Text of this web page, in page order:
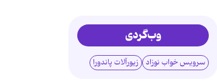
وب‌گردی
سرویس خواب نوزاد زیورآلات پاندورا